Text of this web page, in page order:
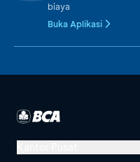
biaya
Buka Aplikasi